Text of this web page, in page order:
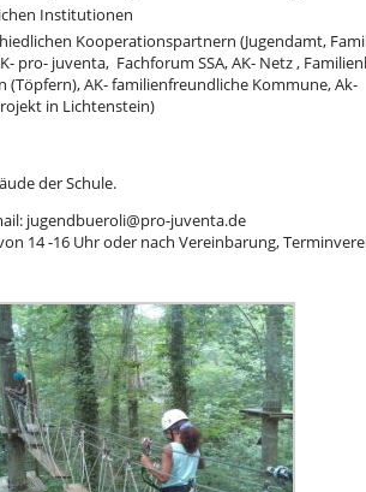
Institutionen
Kooperationspartnern (Jugendamt,
pro- juventa, Fachforum SSA, AK- Netz ,
(Töpfern), AK- familienfreundliche Kommune, Ak-
in Lichtenstein)
der Schule.
jugendbueroli@pro-juventa.de
14 -16 Uhr oder nach Vereinbarung,